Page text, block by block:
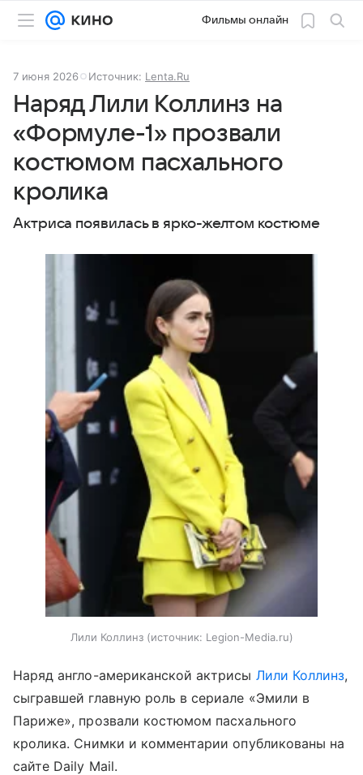
Фильмы онлайн
7 июня 2026 Источник: Lenta.Ru
Наряд Лили Коллинз на
«Формуле-1» прозвали
костюмом пасхального
кролика
Актриса появилась в ярко-желтом костюме
Лили Коллинз источник: Legion-Media.ru
Наряд англо-американской актрисы Лили Коллинз,
сыгравшей главную роль в сериале «Эмили в
Париже», прозвали костюмом пасхального
кролика. Снимки и комментарии опубликованы на
сайте Daily Mail.